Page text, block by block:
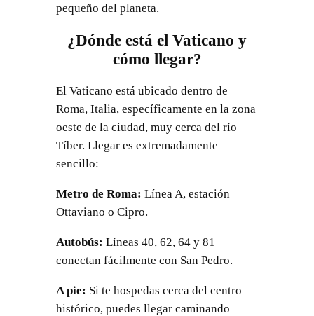
pequeño del planeta.
¿Dónde está el Vaticano y
cómo llegar?
El Vaticano está ubicado dentro de
Roma, Italia, específicamente en la zona
oeste de la ciudad, muy cerca del río
Tíber. Llegar es extremadamente
sencillo:
Metro de Roma: Línea A, estación
Ottaviano o Cipro.
Autobús: Líneas 40, 62, 64 y 81
conectan fácilmente con San Pedro.
A pie: Si te hospedas cerca del centro
histórico, puedes llegar caminando